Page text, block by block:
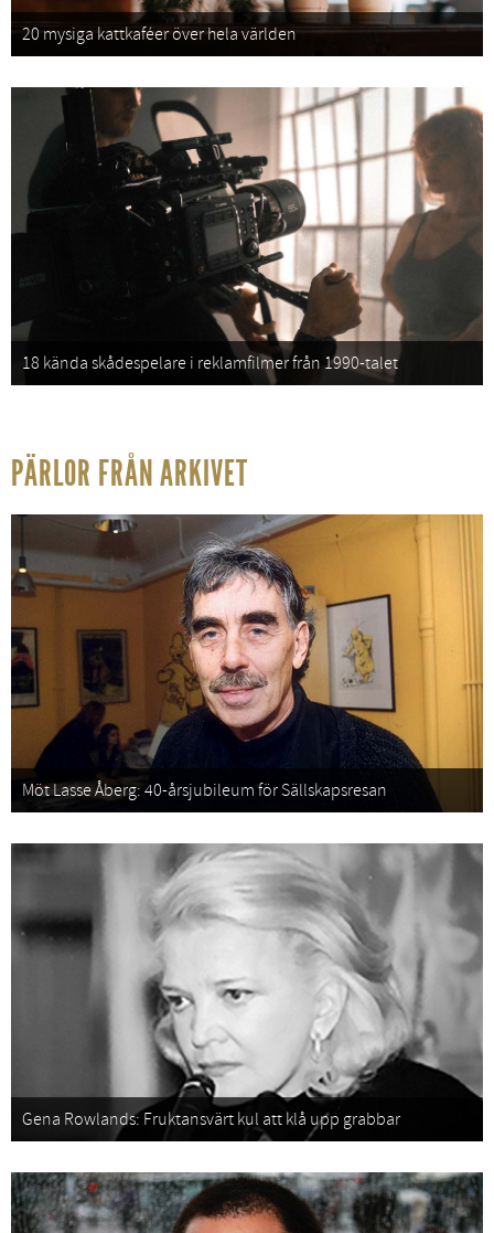
20 mysiga kattkaféer över hela världen
18 kända skådespelare i reklamfilmer från 1990-talet
PÄRLOR FRÅN ARKIVET
Möt Lasse Åberg: 40-årsjubileum för Sällskapsresan
Gena Rowlands: Fruktansvärt kul att klå upp grabbar